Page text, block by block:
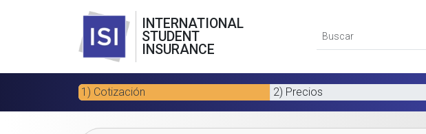
INTERNATIONAL
STUDENT
INSURANCE
1) Cotización 2) Precios